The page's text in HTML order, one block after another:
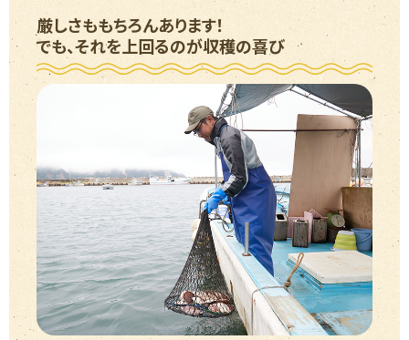
厳しさももちろんあります！
でも、それを上回るのが収穫の喜び